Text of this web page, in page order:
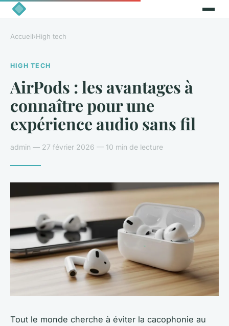
Accueil›High tech
HIGH TECH
AirPods : les avantages à
connaître pour une
expérience audio sans fil
admin — 27 février 2026 — 10 min de lecture
Tout le monde cherche à éviter la cacophonie au